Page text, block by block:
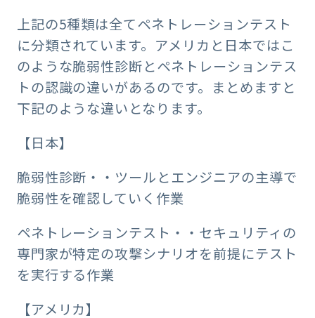
上記の5種類は全てペネトレーションテスト
に分類されています。アメリカと日本ではこ
のような脆弱性診断とペネトレーションテス
トの認識の違いがあるのです。まとめますと
下記のような違いとなります。
【日本】
脆弱性診断・・ツールとエンジニアの主導で
脆弱性を確認していく作業
ペネトレーションテスト・・セキュリティの
専門家が特定の攻撃シナリオを前提にテスト
を実行する作業
【アメリカ】